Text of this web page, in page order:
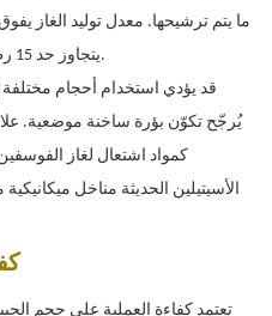
ما يتم ترشيحها. معدل توليد الغاز
يتجاوز حد 15 رطل لكل بوصة مربعة في غضون ثوانٍ.
قد يؤدي استخدام أحجام
يُرجّح تكوّن بؤرة ساخنة موضعية.
كمواد اشتعال لغاز
الأسيتيلين الحديثة مناخل
تعتمد كفاءة العملية على حجم